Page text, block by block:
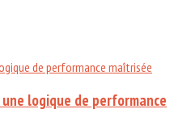
logique de performance